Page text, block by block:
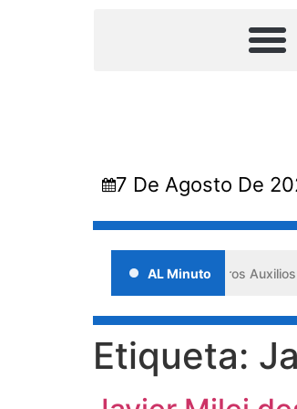
7 De Agosto De
AL Minuto
los «Primeros Auxilios Psicológicos y
Etiqueta: